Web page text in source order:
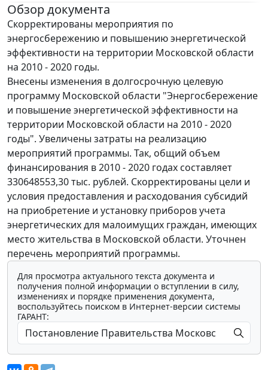
Обзор документа
Скорректированы мероприятия по
энергосбережению и повышению энергетической
эффективности на территории Московской области
на 2010 - 2020 годы.
Внесены изменения в долгосрочную целевую
программу Московской области "Энергосбережение
и повышение энергетической эффективности на
территории Московской области на 2010 - 2020
годы". Увеличены затраты на реализацию
мероприятий программы. Так, общий объем
финансирования в 2010 - 2020 годах составляет
330648553,30 тыс. рублей. Скорректированы цели и
условия предоставления и расходования субсидий
на приобретение и установку приборов учета
энергетических для малоимущих граждан, имеющих
место жительства в Московской области. Уточнен
перечень мероприятий программы.
Для просмотра актуального текста документа и
получения полной информации о вступлении в силу,
изменениях и порядке применения документа,
воспользуйтесь поиском в Интернет-версии системы
ГАРАНТ: